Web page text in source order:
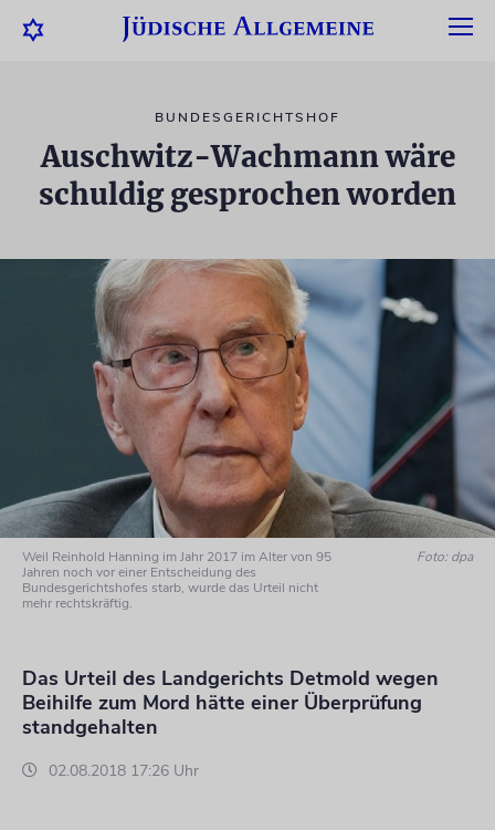
BUNDESGERICHTSHOF
Auschwitz-Wachmann wäre
schuldig gesprochen worden
Weil Reinhold Hanning im Jahr 2017 im Alter von 95
Jahren noch vor einer Entscheidung des
Bundesgerichtshofes starb, wurde das Urteil nicht
mehr rechtskräftig.
Foto: dpa
Das Urteil des Landgerichts Detmold wegen
Beihilfe zum Mord hätte einer Überprüfung
standgehalten
02.08.2018 17:26 Uhr